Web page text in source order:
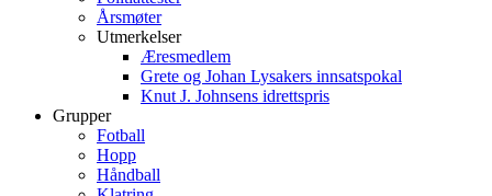
Årsmøter
Utmerkelser
Æresmedlem
Grete og Johan Lysakers innsatspokal
Knut J. Johnsens idrettspris
Grupper
Fotball
Hopp
Håndball